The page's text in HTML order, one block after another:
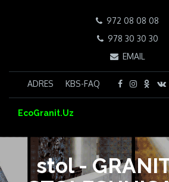
972 08 08 08
978 30 30 30
EMAIL
ADRES KBS-FAQ
EcoGranit.Uz
stol -